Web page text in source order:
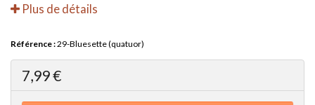
Plus de détails
Référence :29-Bluesette (quatuor)
7,99 €